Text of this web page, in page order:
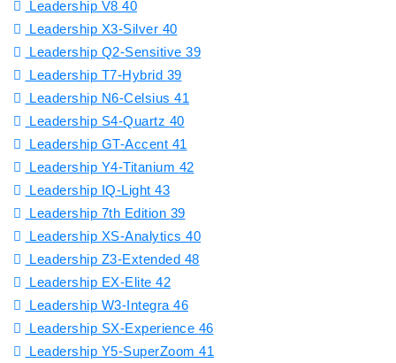
Leadership V8 40
Leadership X3-Silver 40
Leadership Q2-Sensitive 39
Leadership T7-Hybrid 39
Leadership N6-Celsius 41
Leadership S4-Quartz 40
Leadership GT-Accent 41
Leadership Y4-Titanium 42
Leadership IQ-Light 43
Leadership 7th Edition 39
Leadership XS-Analytics 40
Leadership Z3-Extended 48
Leadership EX-Elite 42
Leadership W3-Integra 46
Leadership SX-Experience 46
Leadership Y5-SuperZoom 41